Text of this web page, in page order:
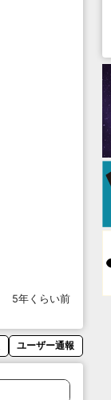
5年くらい前
ユーザー通報